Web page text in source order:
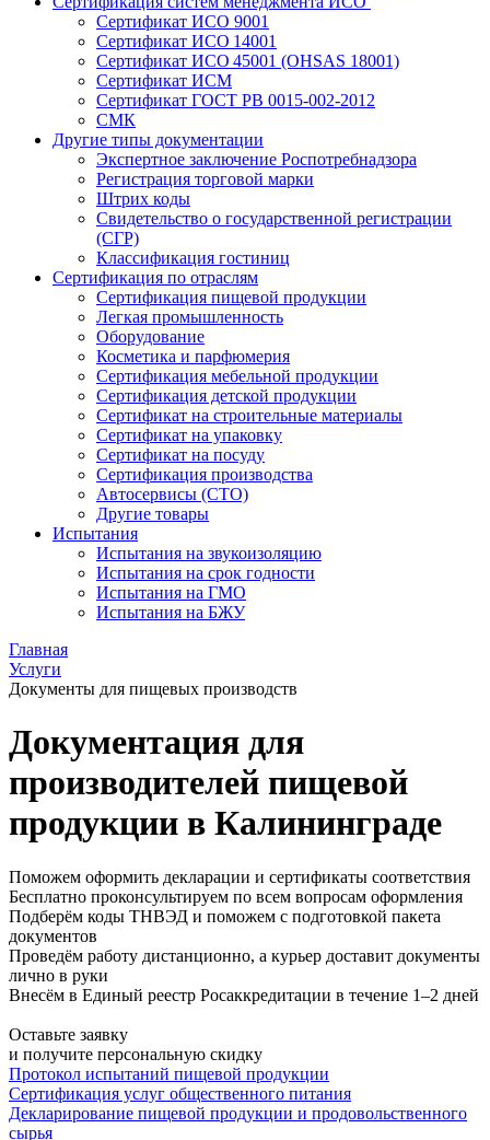
Сертификат ИСО 9001
Сертификат ИСО 14001
Сертификат ИСО 45001 (OHSAS 18001)
Сертификат ИСМ
Сертификат ГОСТ РВ 0015-002-2012
СМК
Другие типы документации
Экспертное заключение Роспотребнадзора
Регистрация торговой марки
Штрих коды
Свидетельство о государственной регистрации
(СГР)
Классификация гостиниц
Сертификация по отраслям
Сертификация пищевой продукции
Легкая промышленность
Оборудование
Косметика и парфюмерия
Сертификация мебельной продукции
Сертификация детской продукции
Сертификат на строительные материалы
Сертификат на упаковку
Сертификат на посуду
Сертификация производства
Автосервисы (СТО)
Другие товары
Испытания
Испытания на звукоизоляцию
Испытания на срок годности
Испытания на ГМО
Испытания на БЖУ
Главная
Услуги
Документы для пищевых производств
Документация для
производителей пищевой
продукции в Калининграде
Поможем оформить декларации и сертификаты соответствия
Бесплатно проконсультируем по всем вопросам оформления
Подберём коды ТНВЭД и поможем с подготовкой пакета
документов
Проведём работу дистанционно, а курьер доставит документы
лично в руки
Внесём в Единый реестр Росаккредитации в течение 1–2 дней
Оставьте заявку
и получите персональную скидку
Протокол испытаний пищевой продукции
Сертификация услуг общественного питания
Декларирование пищевой продукции и продовольственного
сырья